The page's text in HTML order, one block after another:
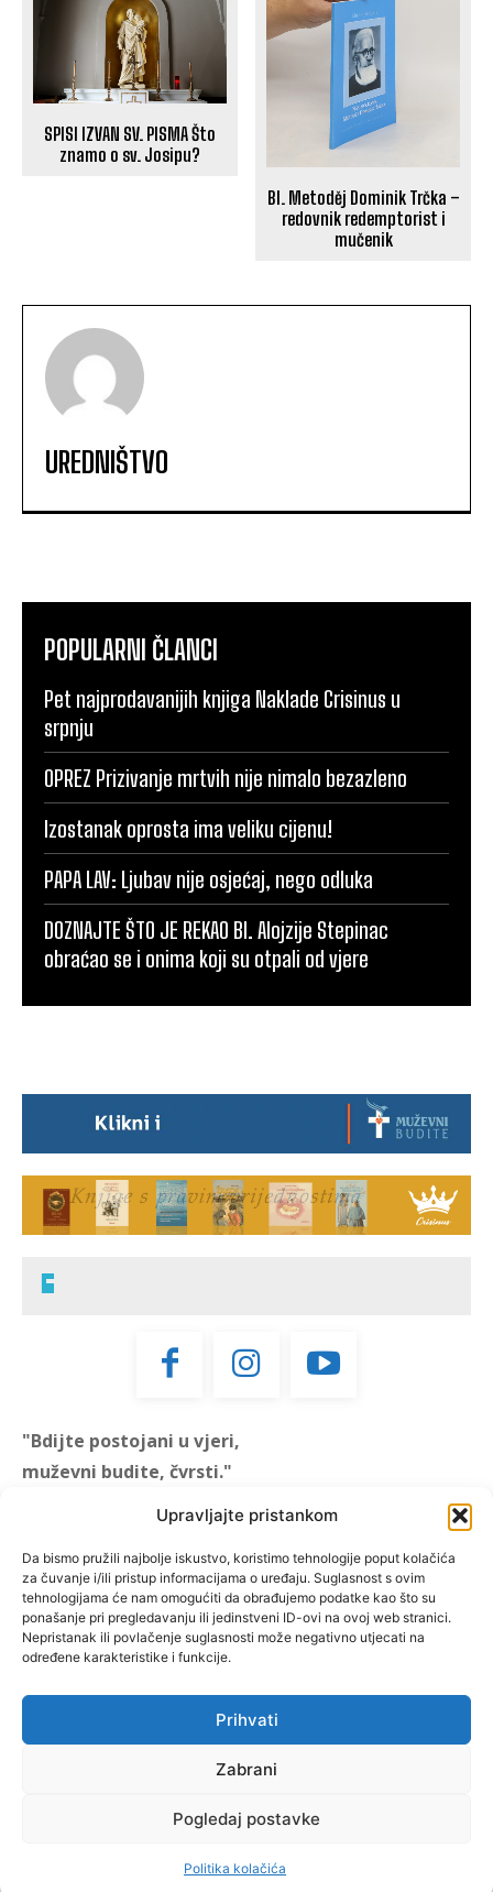
Upravljajte pristankom
Da bismo pružili najbolje iskustvo, koristimo tehnologije poput kolačića
za čuvanje i/ili pristup informacijama o uređaju. Suglasnost s ovim
tehnologijama će nam omogućiti da obrađujemo podatke kao što su
ponašanje pri pregledavanju ili jedinstveni ID-ovi na ovoj web stranici.
Nepristanak ili povlačenje suglasnosti može negativno utjecati na
određene karakteristike i funkcije.
Prihvati
Zabrani
Pogledaj postavke
Politika kolačića
SPISI IZVAN SV. PISMA Što
znamo o sv. Josipu?
Bl. Metoděj Dominik Trčka –
redovnik redemptorist i
mučenik
UREDNIŠTVO
POPULARNI ČLANCI
Pet najprodavanijih knjiga Naklade Crisinus u
srpnju
OPREZ Prizivanje mrtvih nije nimalo bezazleno
Izostanak oprosta ima veliku cijenu!
PAPA LAV: Ljubav nije osjećaj, nego odluka
DOZNAJTE ŠTO JE REKAO Bl. Alojzije Stepinac
obraćao se i onima koji su otpali od vjere
"Bdijte postojani u vjeri,
muževni budite, čvrsti."
"Muževni budite" prvi je
hrvatski portal za katoličke
muškarce koji pokušava
reafirmirati u današnje
vrijeme itekako narušen
biblijski koncept muževnosti,
koji pokušavamo osvijetliti iz
više aspekata, prigodnih
rubrika i poticajnih inicijativa.